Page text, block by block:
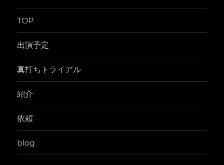
TOP
出演予定
真打ちトライアル
紹介
依頼
blog